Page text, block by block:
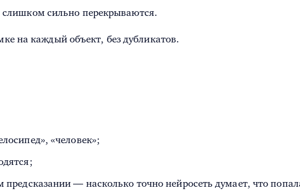
сильно перекрываются.
на каждый объект, без дубликатов.
«человек»;
предсказании — насколько точно нейросеть думает, что